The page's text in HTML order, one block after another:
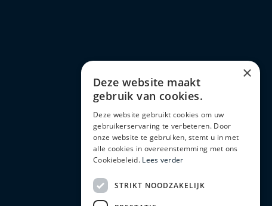
×
Deze website maakt
gebruik van cookies.
Deze website gebruikt cookies om uw
gebruikerservaring te verbeteren. Door
onze website te gebruiken, stemt u in met
alle cookies in overeenstemming met ons
Cookiebeleid. Lees verder
STRIKT NOODZAKELIJK